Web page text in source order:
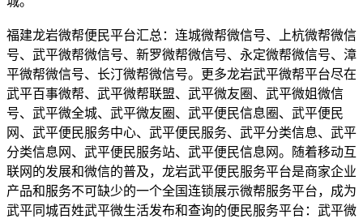
福建龙岩微帮便民平台汇总：连城微帮微信号、上杭微帮微信
号、武平微帮微信号、新罗微帮微信号、永定微帮微信号、漳
平微帮微信号、长汀微帮微信号。更多龙岩武平微帮平台尽在
武平百事微帮、武平微帮联盟、武平微友圈、武平微姐微信
号、武平微全城、武平微友圈、武平便民信息圈、武平便民
网、武平便民服务中心、武平便民服务、武平分类信息、武平
分类信息网、武平便民服务站、武平便民信息网。随着移动互
联网的发展和微信的普及，龙岩武平便民服务平台是商家企业
产品和服务不可缺少的一个全国连锁展示微帮服务平台，成为
武平同城百姓武平微生活发布和查询的便民服务平台：武平微